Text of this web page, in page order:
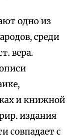
одно из
среди
вера.
и книжной
издания
совпадает с